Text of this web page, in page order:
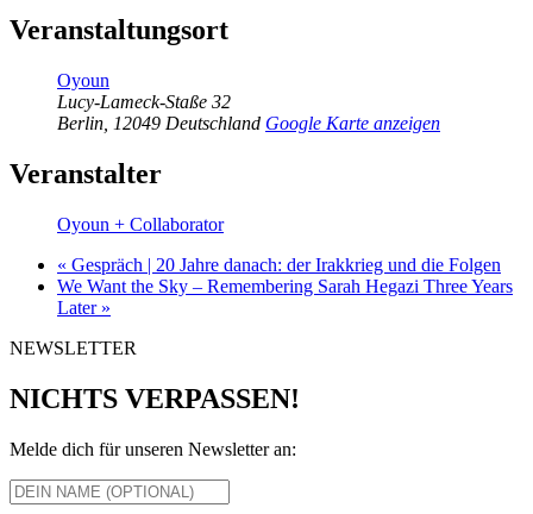
Veranstaltungsort
Oyoun
Lucy-Lameck-Staße 32
Berlin 12049 Deutschland Google Karte anzeigen
Veranstalter
Oyoun + Collaborator
« Gespräch | 20 Jahre danach: der Irakkrieg und die Folgen
We Want the Sky – Remembering Sarah Hegazi Three Years
Later »
NEWSLETTER
NICHTS VERPASSEN!
Melde dich für unseren Newsletter an: